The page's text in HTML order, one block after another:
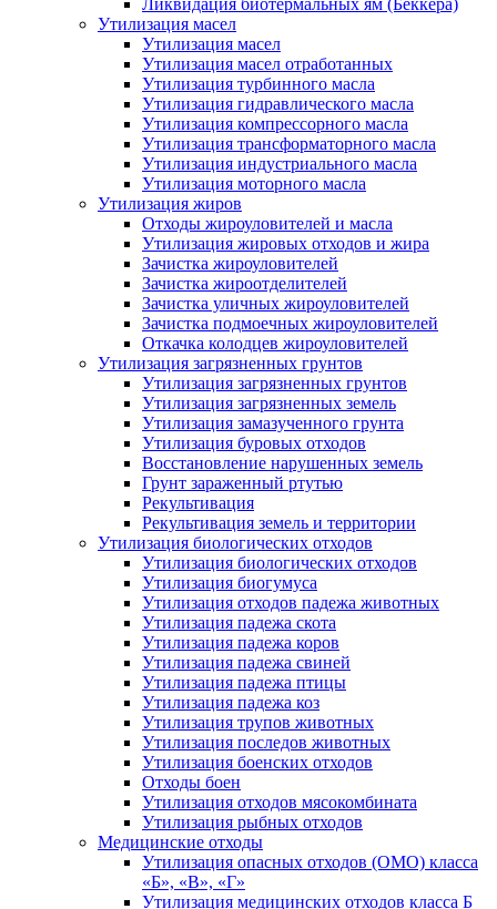
Ликвидация биотермальных ям (Беккера)
Утилизация масел
Утилизация масел
Утилизация масел отработанных
Утилизация турбинного масла
Утилизация гидравлического масла
Утилизация компрессорного масла
Утилизация трансформаторного масла
Утилизация индустриального масла
Утилизация моторного масла
Утилизация жиров
Отходы жироуловителей и масла
Утилизация жировых отходов и жира
Зачистка жироуловителей
Зачистка жироотделителей
Зачистка уличных жироуловителей
Зачистка подмоечных жироуловителей
Откачка колодцев жироуловителей
Утилизация загрязненных грунтов
Утилизация загрязненных грунтов
Утилизация загрязненных земель
Утилизация замазученного грунта
Утилизация буровых отходов
Восстановление нарушенных земель
Грунт зараженный ртутью
Рекультивация
Рекультивация земель и территории
Утилизация биологических отходов
Утилизация биологических отходов
Утилизация биогумуса
Утилизация отходов падежа животных
Утилизация падежа скота
Утилизация падежа коров
Утилизация падежа свиней
Утилизация падежа птицы
Утилизация падежа коз
Утилизация трупов животных
Утилизация последов животных
Утилизация боенских отходов
Отходы боен
Утилизация отходов мясокомбината
Утилизация рыбных отходов
Медицинские отходы
Утилизация опасных отходов (ОМО) класса
«Б», «В», «Г»
Утилизация медицинских отходов класса Б